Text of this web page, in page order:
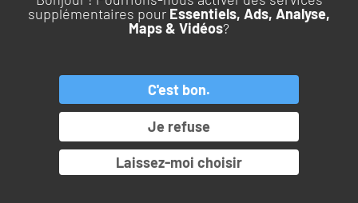
PRODUITS
SERVICES
LE GROUPE OROS
supplémentaires pour Essentiels, Ads, Analyse,
Maps & Vidéos?
Laissez-moi choisir
Je refuse
C'est bon.